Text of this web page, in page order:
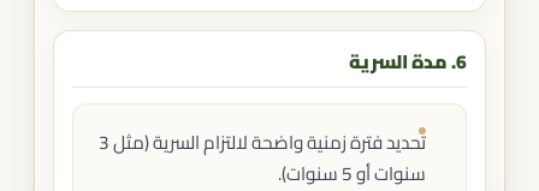
6. مدة السرية
تحديد فترة زمنية واضحة لالتزام السرية (مثل 3
سنوات أو 5 سنوات).